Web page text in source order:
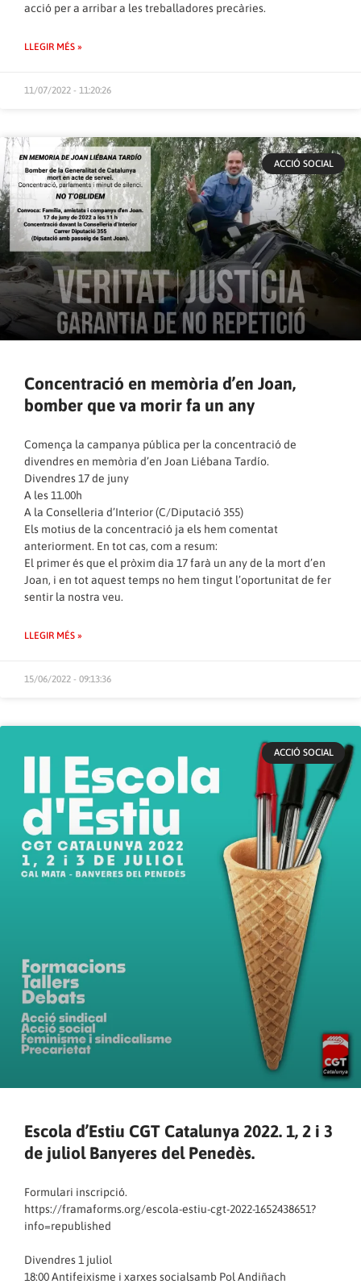
acció per a arribar a les treballadores precàries.
LLEGIR MÉS »
11/07/2022 - 11:20:26
ACCIÓ SOCIAL
Concentració en memòria d’en Joan,
bomber que va morir fa un any
Comença la campanya pública per la concentració de
divendres en memòria d’en Joan Liébana Tardío.
Divendres 17 de juny
A les 11.00h
A la Conselleria d’Interior (C/Diputació 355)
Els motius de la concentració ja els hem comentat
anteriorment. En tot cas, com a resum:
El primer és que el pròxim dia 17 farà un any de la mort d’en
Joan, i en tot aquest temps no hem tingut l’oportunitat de fer
sentir la nostra veu.
LLEGIR MÉS »
15/06/2022 - 09:13:36
ACCIÓ SOCIAL
Escola d’Estiu CGT Catalunya 2022. 1, 2 i 3
de juliol Banyeres del Penedès.
Formulari inscripció.
https://framaforms.org/escola-estiu-cgt-2022-1652438651?
info=republished
Divendres 1 juliol
18:00 Antifeixisme i xarxes socialsamb Pol Andiñach